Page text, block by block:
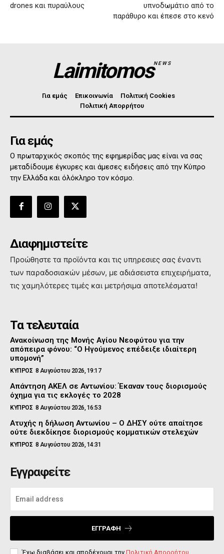
drones και πυραύλους
υπνοδωμάτιο από το
παράθυρο και έπεσε στο κενό
LaimitomosNEWS
Για εμάς Επικοινωνία
Πολιτική Cookies
Πολιτική Απορρήτου
Για εμάς
Ο πρωταρχικός σκοπός της εφημερίδας μας είναι να σας
μεταδίδουμε έγκυρες και άμεσες ειδήσεις από την Κύπρο
την Ελλάδα και όλόκληρο τον κόσμο.
Διαφημιστείτε
Προώθηστε τα προϊόντα και τις υπηρεσιες σας έναντι
των παραδοσιακών μέσων, με αδιάσειστα επιχειρήματα,
τις χαμηλότερες τιμές και μετρήσιμα αποτελέσματα!
Τα τελευταία
Ανακοίνωση της Μονής Αγίου Νεοφύτου για την
απόπειρα φόνου: “Ο Ηγούμενος επέδειξε ιδιαίτερη
υπομονή”
ΚΥΠΡΟΣ 8 Αυγούστου 2026, 19:17
Απάντηση ΑΚΕΛ σε Αντωνίου: Έκαναν τους διορισμούς
όχημα για τις εκλογές το 2028
ΚΥΠΡΟΣ 8 Αυγούστου 2026, 16:53
Ατυχής η δήλωση Αντωνίου – Ο ΔΗΣΥ ούτε απαίτησε
ούτε διεκδίκησε διορισμούς κομματικών στελεχών
ΚΥΠΡΟΣ 8 Αυγούστου 2026, 14:31
Εγγραφείτε
ΕΓΓΡΑΦΉ
Έχω διαβάσει και αποδέχομαι την Πολιτική Απορρήτου